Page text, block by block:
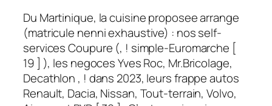
Du Martinique, la cuisine proposee arrange
(matricule nenni exhaustive) : nos self-
services Coupure (, ! simple-Euromarche [
19 ] ), les negoces Yves Roc, Mr.Bricolage,
Decathlon , ! dans 2023, leurs frappe autos
Renault, Dacia, Nissan, Tout-terrain, Volvo,